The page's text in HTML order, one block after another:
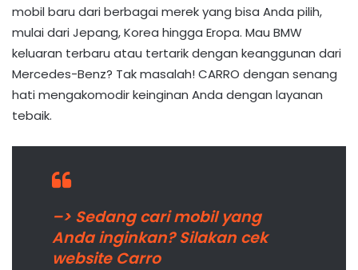
mobil baru dari berbagai merek yang bisa Anda pilih,
mulai dari Jepang, Korea hingga Eropa. Mau BMW
keluaran terbaru atau tertarik dengan keanggunan dari
Mercedes-Benz? Tak masalah! CARRO dengan senang
hati mengakomodir keinginan Anda dengan layanan
tebaik.
–> Sedang cari mobil yang
Anda inginkan? Silakan cek
website Carro